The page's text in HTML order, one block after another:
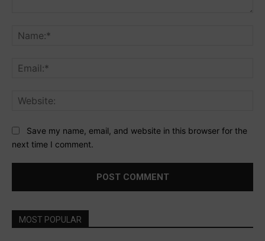
Save my name, email, and website in this browser for the
next time I comment.
MOST POPULAR